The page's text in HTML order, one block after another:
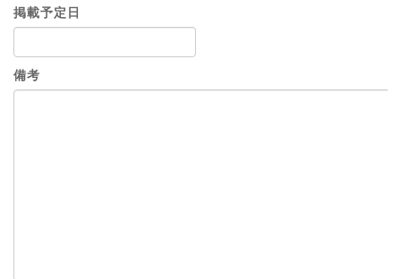
掲載予定日
備考